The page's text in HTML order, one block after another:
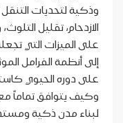
وذكية لتحديات
الازدحام، تقليل
على الميزات التي تجعله
إلى أنظمة الفرامل
على دوره الحيوي
لبناء مدن ذكية